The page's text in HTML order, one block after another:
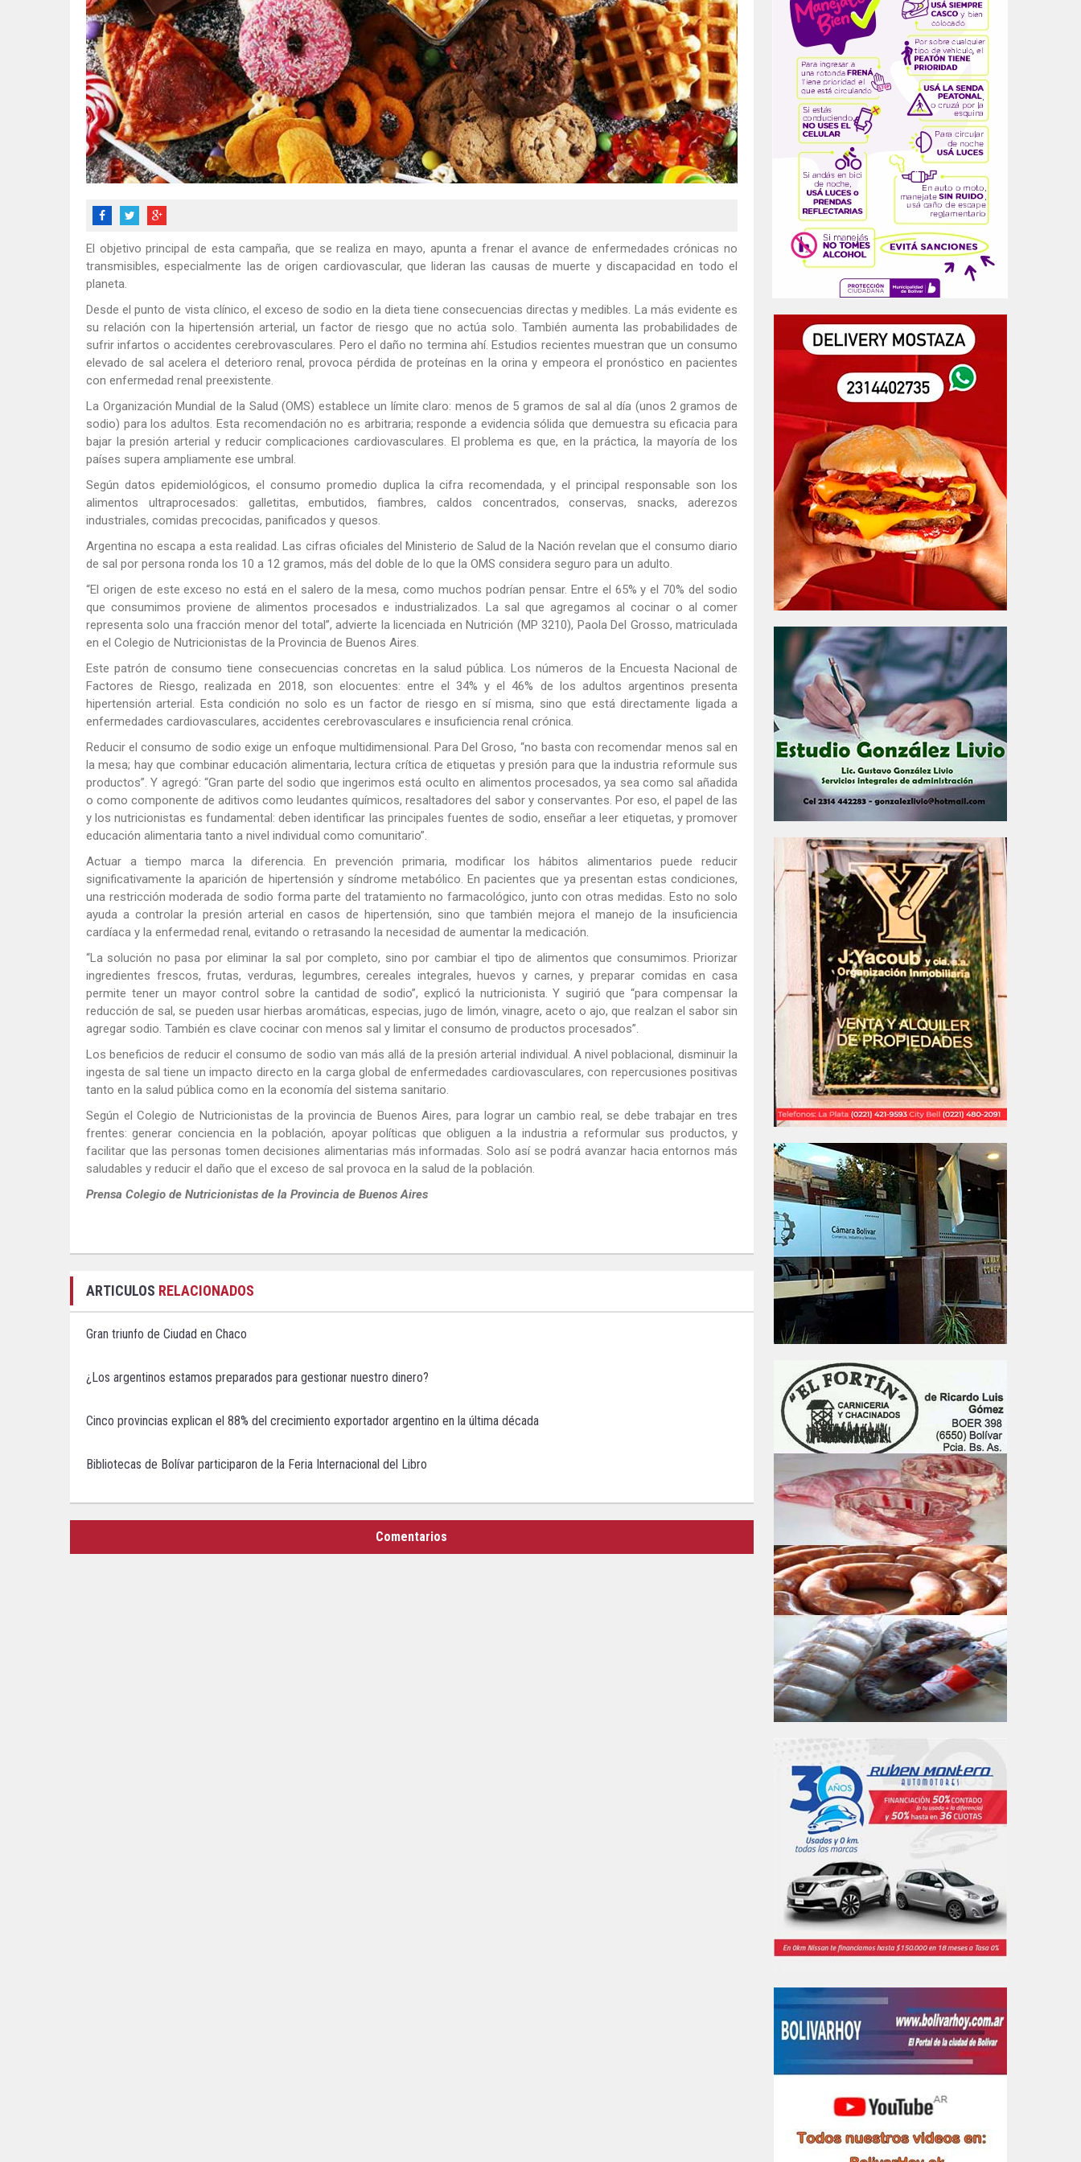
El objetivo principal de esta campaña, que se realiza en mayo, apunta a frenar el avance de enfermedades crónicas no
transmisibles, especialmente las de origen cardiovascular, que lideran las causas de muerte y discapacidad en todo el
planeta.
Desde el punto de vista clínico, el exceso de sodio en la dieta tiene consecuencias directas y medibles. La más evidente es
su relación con la hipertensión arterial, un factor de riesgo que no actúa solo. También aumenta las probabilidades de
sufrir infartos o accidentes cerebrovasculares. Pero el daño no termina ahí. Estudios recientes muestran que un consumo
elevado de sal acelera el deterioro renal, provoca pérdida de proteínas en la orina y empeora el pronóstico en pacientes
con enfermedad renal preexistente.
La Organización Mundial de la Salud (OMS) establece un límite claro: menos de 5 gramos de sal al día (unos 2 gramos de
sodio) para los adultos. Esta recomendación no es arbitraria; responde a evidencia sólida que demuestra su eficacia para
bajar la presión arterial y reducir complicaciones cardiovasculares. El problema es que, en la práctica, la mayoría de los
países supera ampliamente ese umbral.
Según datos epidemiológicos, el consumo promedio duplica la cifra recomendada, y el principal responsable son los
alimentos ultraprocesados: galletitas, embutidos, fiambres, caldos concentrados, conservas, snacks, aderezos
industriales, comidas precocidas, panificados y quesos.
Argentina no escapa a esta realidad. Las cifras oficiales del Ministerio de Salud de la Nación revelan que el consumo diario
de sal por persona ronda los 10 a 12 gramos, más del doble de lo que la OMS considera seguro para un adulto.
“El origen de este exceso no está en el salero de la mesa, como muchos podrían pensar. Entre el 65% y el 70% del sodio
que consumimos proviene de alimentos procesados e industrializados. La sal que agregamos al cocinar o al comer
representa solo una fracción menor del total”, advierte la licenciada en Nutrición (MP 3210), Paola Del Grosso, matriculada
en el Colegio de Nutricionistas de la Provincia de Buenos Aires.
Este patrón de consumo tiene consecuencias concretas en la salud pública. Los números de la Encuesta Nacional de
Factores de Riesgo, realizada en 2018, son elocuentes: entre el 34% y el 46% de los adultos argentinos presenta
hipertensión arterial. Esta condición no solo es un factor de riesgo en sí misma, sino que está directamente ligada a
enfermedades cardiovasculares, accidentes cerebrovasculares e insuficiencia renal crónica.
Reducir el consumo de sodio exige un enfoque multidimensional. Para Del Groso, “no basta con recomendar menos sal en
la mesa; hay que combinar educación alimentaria, lectura crítica de etiquetas y presión para que la industria reformule sus
productos”. Y agregó: “Gran parte del sodio que ingerimos está oculto en alimentos procesados, ya sea como sal añadida
o como componente de aditivos como leudantes químicos, resaltadores del sabor y conservantes. Por eso, el papel de las
y los nutricionistas es fundamental: deben identificar las principales fuentes de sodio, enseñar a leer etiquetas, y promover
educación alimentaria tanto a nivel individual como comunitario”.
Actuar a tiempo marca la diferencia. En prevención primaria, modificar los hábitos alimentarios puede reducir
significativamente la aparición de hipertensión y síndrome metabólico. En pacientes que ya presentan estas condiciones,
una restricción moderada de sodio forma parte del tratamiento no farmacológico, junto con otras medidas. Esto no solo
ayuda a controlar la presión arterial en casos de hipertensión, sino que también mejora el manejo de la insuficiencia
cardíaca y la enfermedad renal, evitando o retrasando la necesidad de aumentar la medicación.
“La solución no pasa por eliminar la sal por completo, sino por cambiar el tipo de alimentos que consumimos. Priorizar
ingredientes frescos, frutas, verduras, legumbres, cereales integrales, huevos y carnes, y preparar comidas en casa
permite tener un mayor control sobre la cantidad de sodio”, explicó la nutricionista. Y sugirió que “para compensar la
reducción de sal, se pueden usar hierbas aromáticas, especias, jugo de limón, vinagre, aceto o ajo, que realzan el sabor sin
agregar sodio. También es clave cocinar con menos sal y limitar el consumo de productos procesados”.
Los beneficios de reducir el consumo de sodio van más allá de la presión arterial individual. A nivel poblacional, disminuir la
ingesta de sal tiene un impacto directo en la carga global de enfermedades cardiovasculares, con repercusiones positivas
tanto en la salud pública como en la economía del sistema sanitario.
Según el Colegio de Nutricionistas de la provincia de Buenos Aires, para lograr un cambio real, se debe trabajar en tres
frentes: generar conciencia en la población, apoyar políticas que obliguen a la industria a reformular sus productos, y
facilitar que las personas tomen decisiones alimentarias más informadas. Solo así se podrá avanzar hacia entornos más
saludables y reducir el daño que el exceso de sal provoca en la salud de la población.
Prensa Colegio de Nutricionistas de la Provincia de Buenos Aires
ARTICULOS RELACIONADOS
Gran triunfo de Ciudad en Chaco
¿Los argentinos estamos preparados para gestionar nuestro dinero?
Cinco provincias explican el 88% del crecimiento exportador argentino en la última década
Bibliotecas de Bolívar participaron de la Feria Internacional del Libro
Comentarios